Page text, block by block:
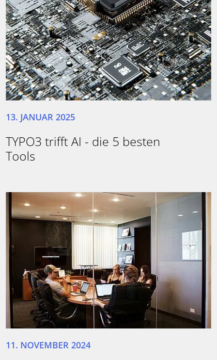
13. JANUAR 2025
TYPO3 trifft AI - die 5 besten
Tools
11. NOVEMBER 2024